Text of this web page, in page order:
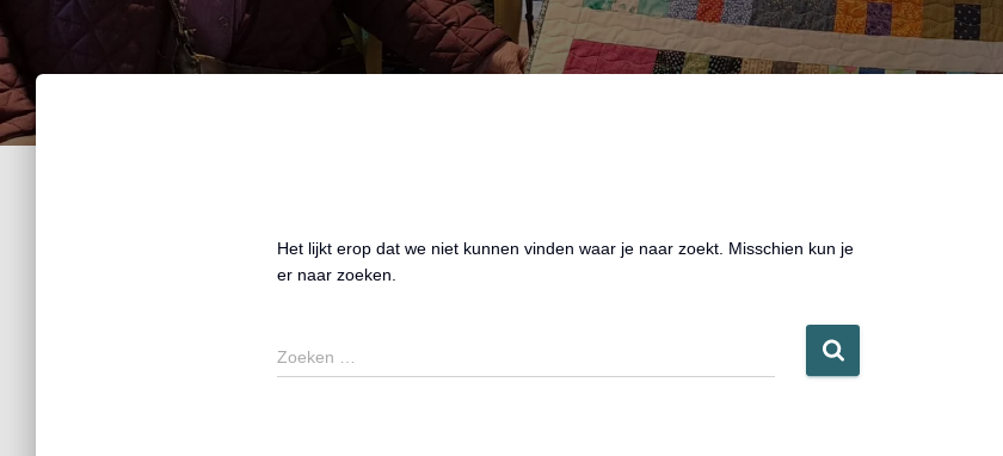
Het lijkt erop dat we niet kunnen vinden waar je naar zoekt. Misschien kun je
er naar zoeken.
Zoeken …